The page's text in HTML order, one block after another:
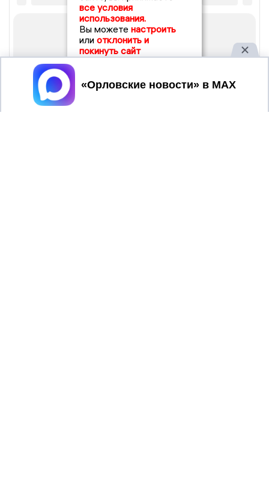
все условия
использования.
Вы можете настроить
или отклонить и
покинуть сайт
Принять